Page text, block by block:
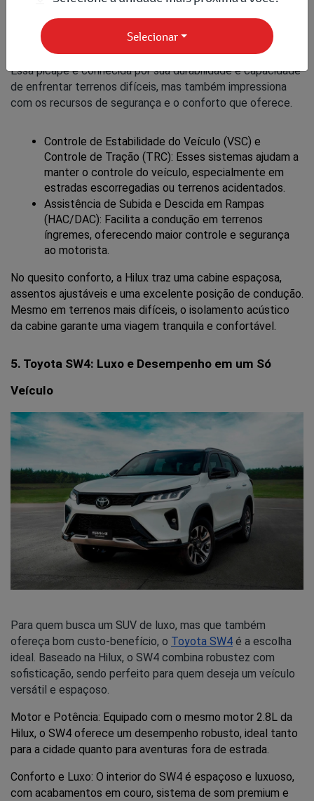
Para quem precisa de um veículo robusto sem abrir mão de
segurança e conforto, aToyota Hiluxé a escolha perfeita.
Essa picape é conhecida por sua durabilidade e capacidade
de enfrentar terrenos difíceis, mas também impressiona
com os recursos de segurança e o conforto que oferece.
Controle de Estabilidade do Veículo (VSC) e
Controle de Tração (TRC): Esses sistemas ajudam a
manter o controle do veículo, especialmente em
estradas escorregadias ou terrenos acidentados.
Assistência de Subida e Descida em Rampas
(HAC/DAC): Facilita a condução em terrenos
íngremes, oferecendo maior controle e segurança
ao motorista.
No quesito conforto, a Hilux traz uma cabine espaçosa,
assentos ajustáveis e uma excelente posição de condução.
Mesmo em terrenos mais difíceis, o isolamento acústico
da cabine garante uma viagem tranquila e confortável.
5. Toyota SW4: Luxo e Desempenho em um Só
Veículo
Para quem busca um SUV de luxo, mas que também
ofereça bom custo-benefício, o Toyota SW4 é a escolha
ideal. Baseado na Hilux, o SW4 combina robustez com
sofisticação, sendo perfeito para quem deseja um veículo
versátil e espaçoso.
Motor e Potência: Equipado com o mesmo motor 2.8L da
Hilux, o SW4 oferece um desempenho robusto, ideal tanto
para a cidade quanto para aventuras fora de estrada.
Conforto e Luxo: O interior do SW4 é espaçoso e luxuoso,
com acabamentos em couro, sistema de som premium e
Selecionar